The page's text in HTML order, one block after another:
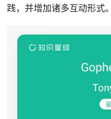
践，并增加诸多互动形式